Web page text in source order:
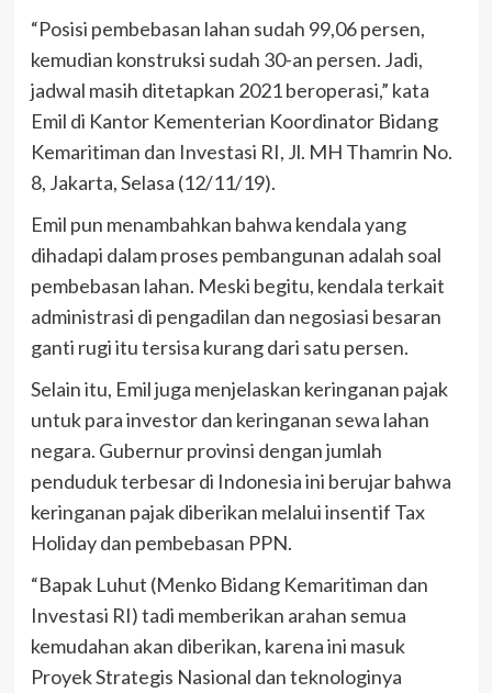
“Posisi pembebasan lahan sudah 99,06 persen,
kemudian konstruksi sudah 30-an persen. Jadi,
jadwal masih ditetapkan 2021 beroperasi,” kata
Emil di Kantor Kementerian Koordinator Bidang
Kemaritiman dan Investasi RI, Jl. MH Thamrin No.
8, Jakarta, Selasa (12/11/19).
Emil pun menambahkan bahwa kendala yang
dihadapi dalam proses pembangunan adalah soal
pembebasan lahan. Meski begitu, kendala terkait
administrasi di pengadilan dan negosiasi besaran
ganti rugi itu tersisa kurang dari satu persen.
Selain itu, Emil juga menjelaskan keringanan pajak
untuk para investor dan keringanan sewa lahan
negara. Gubernur provinsi dengan jumlah
penduduk terbesar di Indonesia ini berujar bahwa
keringanan pajak diberikan melalui insentif Tax
Holiday dan pembebasan PPN.
“Bapak Luhut (Menko Bidang Kemaritiman dan
Investasi RI) tadi memberikan arahan semua
kemudahan akan diberikan, karena ini masuk
Proyek Strategis Nasional dan teknologinya